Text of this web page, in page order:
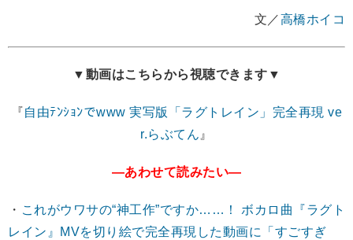
文／高橋ホイコ
▼動画はこちらから視聴できます▼
『自由ﾃﾝｼｮﾝでwww 実写版「ラグトレイン」完全再現 ve
r.らぶてん 』
―あわせて読みたい―
・ これがウワサの“神工作”ですか……！ ボカロ曲『ラグト
レイン』MVを切り絵で完全再現した動画に「すごすぎ